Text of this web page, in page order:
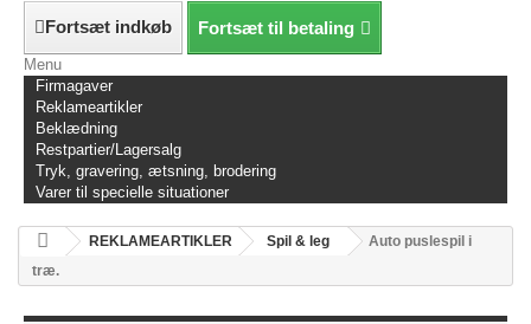
Fortsæt indkøb Fortsæt til betaling
Menu
Firmagaver
Reklameartikler
Beklædning
Restpartier/Lagersalg
Tryk, gravering, ætsning, brodering
Varer til specielle situationer
REKLAMEARTIKLER Spil & leg
Auto puslespil i
træ.